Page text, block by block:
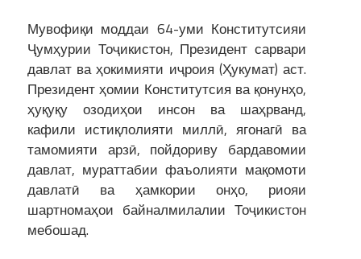
Мувофиқи моддаи 64-уми Конститутсияи
Ҷумҳурии Тоҷикистон, Президент сарвари
давлат ва ҳокимияти иҷроия (Ҳукумат) аст.
Президент ҳомии Конститутсия ва қонунҳо,
ҳуқуқу озодиҳои инсон ва шаҳрванд,
кафили истиқлолияти миллӣ, ягонагӣ ва
тамомияти арзӣ, пойдориву бардавомии
давлат, мураттабии фаъолияти мақомоти
давлатӣ ва ҳамкории онҳо, риояи
шартномаҳои байналмилалии Тоҷикистон
мебошад.